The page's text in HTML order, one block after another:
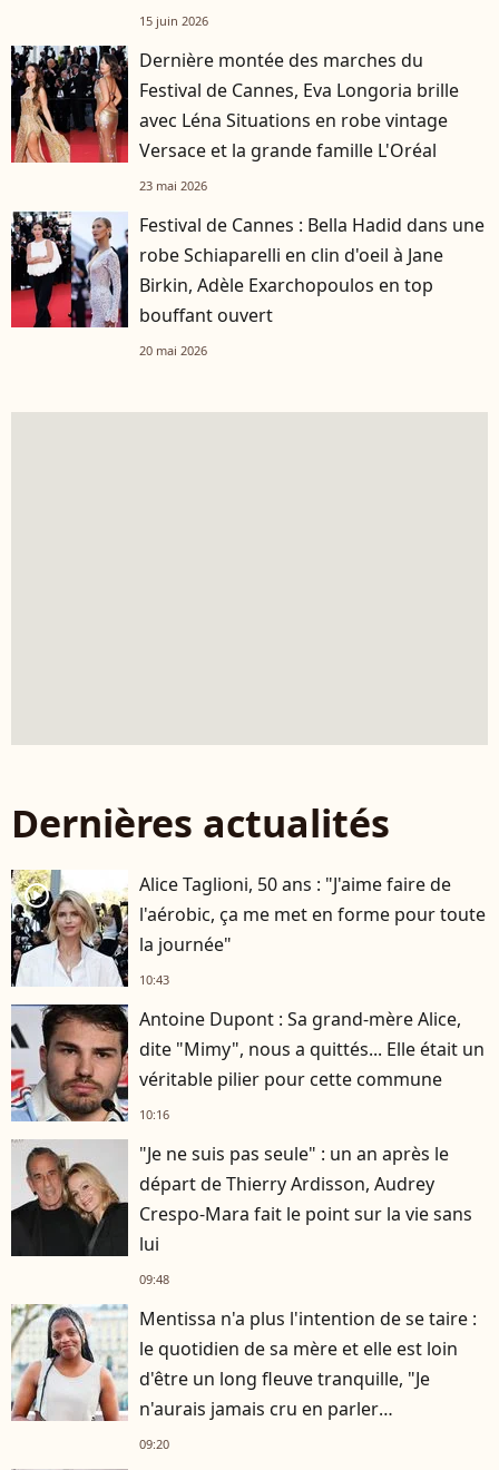
15 juin 2026
Dernière montée des marches du
Festival de Cannes, Eva Longoria brille
avec Léna Situations en robe vintage
Versace et la grande famille L'Oréal
23 mai 2026
Festival de Cannes : Bella Hadid dans une
robe Schiaparelli en clin d'oeil à Jane
Birkin, Adèle Exarchopoulos en top
bouffant ouvert
20 mai 2026
Dernières actualités
player2
Alice Taglioni, 50 ans : "J'aime faire de
l'aérobic, ça me met en forme pour toute
la journée"
10:43
Antoine Dupont : Sa grand-mère Alice,
dite "Mimy", nous a quittés... Elle était un
véritable pilier pour cette commune
10:16
"Je ne suis pas seule" : un an après le
départ de Thierry Ardisson, Audrey
Crespo-Mara fait le point sur la vie sans
lui
09:48
Mentissa n'a plus l'intention de se taire :
le quotidien de sa mère et elle est loin
d'être un long fleuve tranquille, "Je
n'aurais jamais cru en parler
publiquement"
09:20